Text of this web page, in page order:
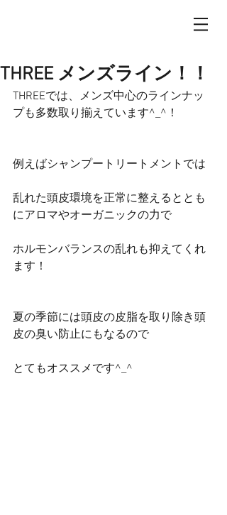
THREE メンズライン！！
THREEでは、メンズ中心のラインナッ
プも多数取り揃えています^_^！
例えばシャンプートリートメントでは
乱れた頭皮環境を正常に整えるととも
にアロマやオーガニックの力で
ホルモンバランスの乱れも抑えてくれ
ます！
夏の季節には頭皮の皮脂を取り除き頭
皮の臭い防止にもなるので
とてもオススメです^_^